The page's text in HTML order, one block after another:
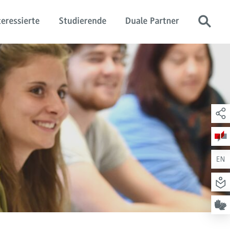
Studierende Duale Partner
EN